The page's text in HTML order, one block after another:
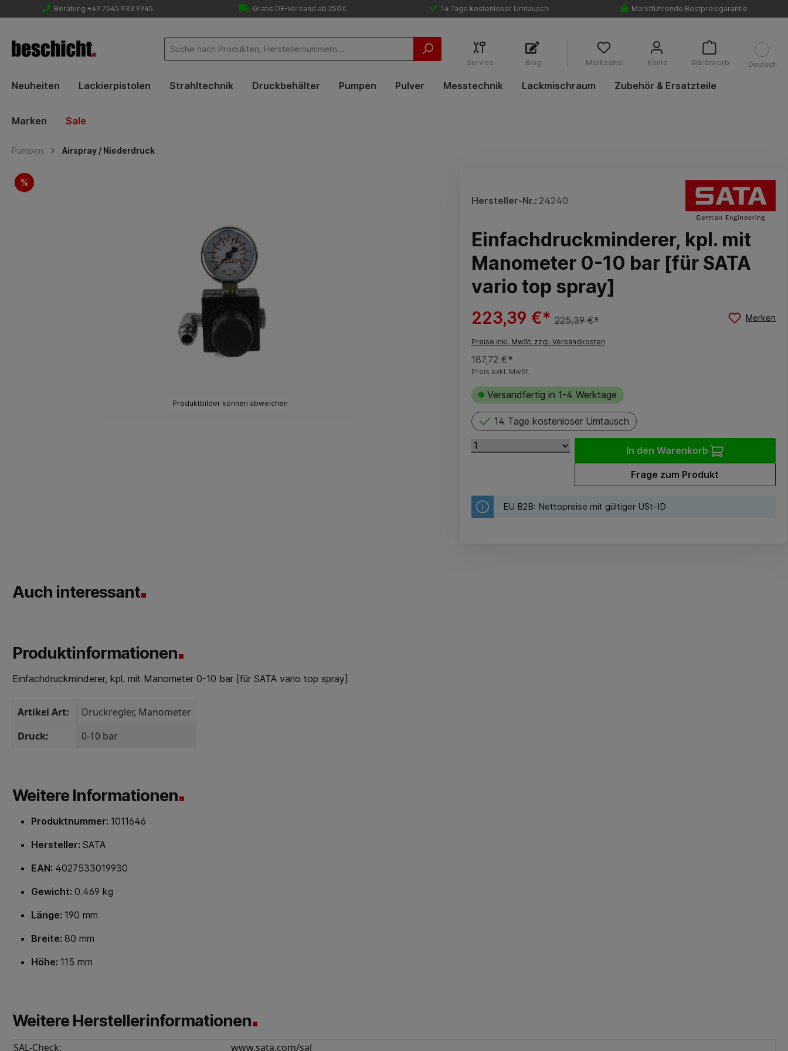
Beratung +49 7545 933 9945 Gratis DE-Versand ab 250 € 14 Tage kostenloser Umtausch Marktführende Bestpreisgarantie
Service Blog Merkzettel Konto Warenkorb Deutsch
Neuheiten Lackierpistolen Strahltechnik Druckbehälter Pumpen Pulver Messtechnik Lackmischraum Zubehör & Ersatzteile
Marken Sale
Pumpen Airspray / Niederdruck
Bildergalerie überspringen
%
Produktbilder können abweichen
Hersteller-Nr.: 24240
Einfachdruckminderer, kpl. mit
Manometer 0-10 bar [für SATA
vario top spray]
223,39 €* 225,39 €* Merken
Preise inkl. MwSt. zzgl. Versandkosten
187,72 €*
Preis exkl. MwSt.
Versandfertig in 1-4 Werktage
14 Tage kostenloser Umtausch
In den Warenkorb
Frage zum Produkt
EU B2B: Nettopreise mit gültiger USt-ID
Auch interessant
Produktinformationen
Einfachdruckminderer, kpl. mit Manometer 0-10 bar [für SATA vario top spray]
Artikel Art: Druckregler, Manometer
Druck:
0-10 bar
Weitere Informationen
Produktnummer: 1011646
Hersteller: SATA
EAN: 4027533019930
Gewicht: 0.469 kg
Länge: 190 mm
Breite: 80 mm
Höhe: 115 mm
Weitere Herstellerinformationen
SAL-Check:
www.sata.com/sal